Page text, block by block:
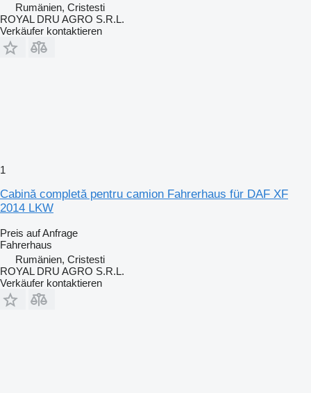
Rumänien, Cristesti
ROYAL DRU AGRO S.R.L.
Verkäufer kontaktieren
1
Cabină completă pentru camion Fahrerhaus für DAF XF
2014 LKW
Preis auf Anfrage
Fahrerhaus
Rumänien, Cristesti
ROYAL DRU AGRO S.R.L.
Verkäufer kontaktieren